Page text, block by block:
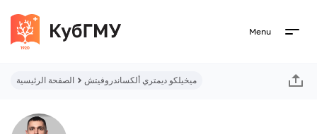
Menu
الصفحة الرئيسية ميخيلكو ديمتري ألكساندروفيتش